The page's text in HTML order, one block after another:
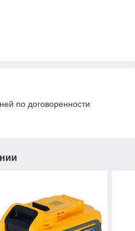
по договоренности